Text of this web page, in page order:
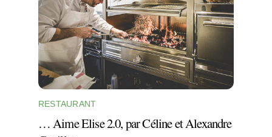
RESTAURANT
… Aime Elise 2.0, par Céline et Alexandre